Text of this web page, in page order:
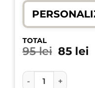
TOTAL
95lei Prețul
85 lei
Cantitate Lucky